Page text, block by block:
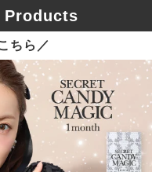
Products
ちら／